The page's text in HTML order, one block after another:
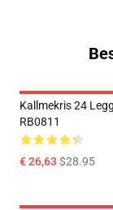
Kallmekris 24
RB0811
€ 26,63 $28.95